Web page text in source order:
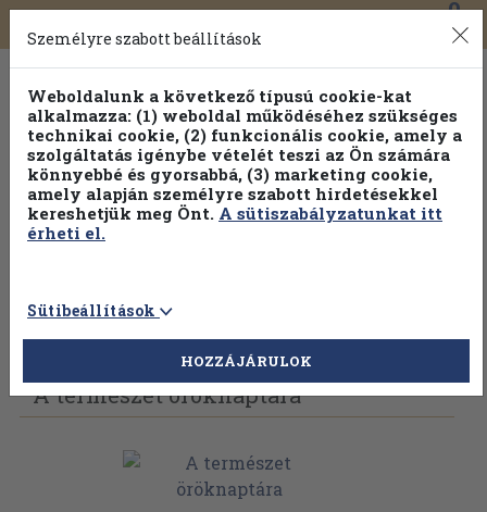
Toggle
navigation
0
Válogasson több mint 30 000 kötet közül
Hobbi témakörökben20% kedvezménnyel!
Vissza az előző oldalra Válasszon példányt
A természet öröknaptára
Személyre szabott beállítások
Weboldalunk a következő típusú cookie-kat
alkalmazza: (1) weboldal működéséhez szükséges
technikai cookie, (2) funkcionális cookie, amely a
szolgáltatás igénybe vételét teszi az Ön számára
könnyebbé és gyorsabbá, (3) marketing cookie,
amely alapján személyre szabott hirdetésekkel
kereshetjük meg Önt. A sütiszabályzatunkat itt
érheti el.
Sütibeállítások
HOZZÁJÁRULOK